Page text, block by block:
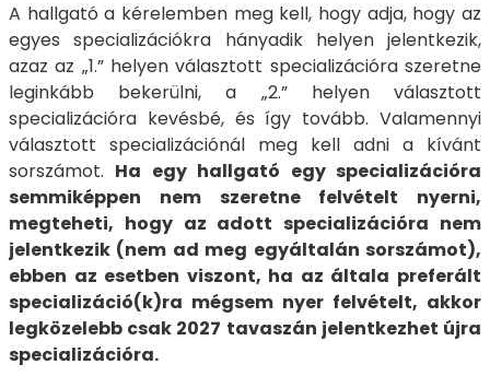
A hallgató a kérelemben meg kell, hogy adja, hogy az
egyes specializációkra hányadik helyen jelentkezik,
azaz az „1.” helyen választott specializációra szeretne
leginkább bekerülni, a „2.” helyen választott
specializációra kevésbé, és így tovább. Valamennyi
választott specializációnál meg kell adni a kívánt
sorszámot. Ha egy hallgató egy specializációra
semmiképpen nem szeretne felvételt nyerni,
megteheti, hogy az adott specializációra nem
jelentkezik (nem ad meg egyáltalán sorszámot),
ebben az esetben viszont, ha az általa preferált
specializáció(k)ra mégsem nyer felvételt, akkor
legközelebb csak 2027 tavaszán jelentkezhet újra
specializációra.